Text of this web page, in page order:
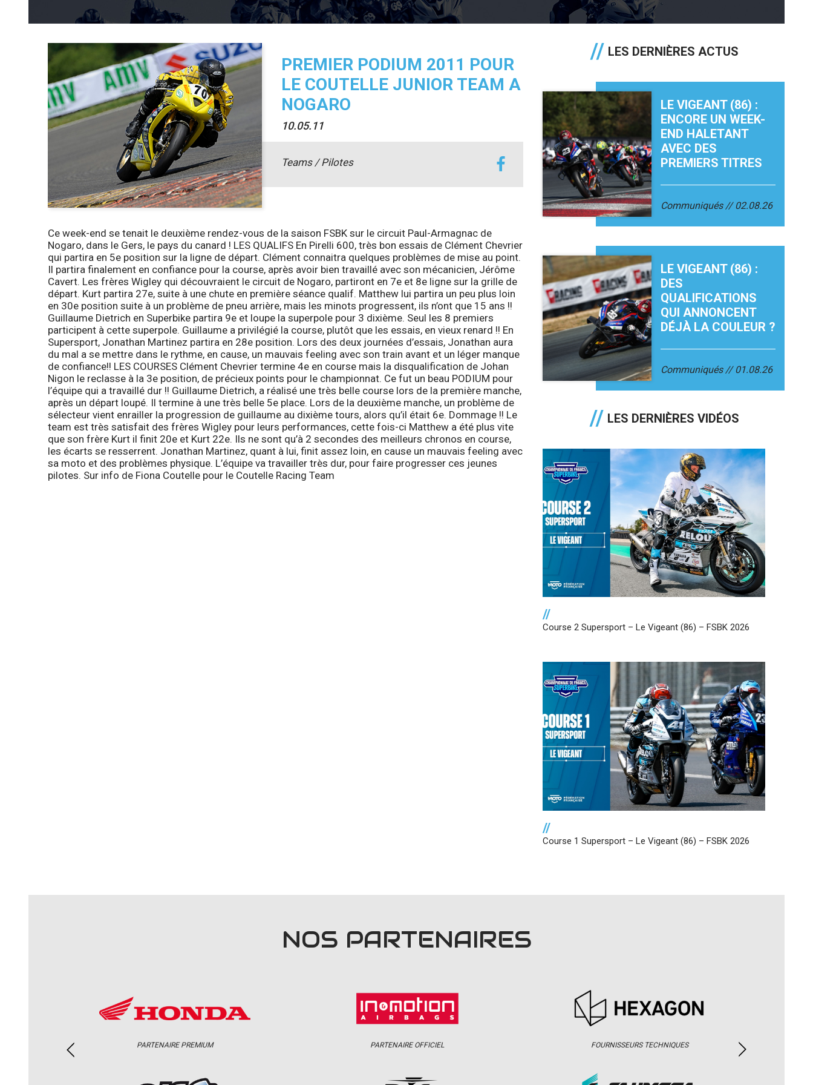
PREMIER PODIUM 2011 POUR
LE COUTELLE JUNIOR TEAM A
NOGARO
10.05.11
Teams / Pilotes
Ce week-end se tenait le deuxième rendez-vous de la saison FSBK sur le circuit Paul-Armagnac de
Nogaro, dans le Gers, le pays du canard ! LES QUALIFS En Pirelli 600, très bon essais de Clément Chevrier
qui partira en 5e position sur la ligne de départ. Clément connaitra quelques problèmes de mise au point.
Il partira finalement en confiance pour la course, après avoir bien travaillé avec son mécanicien, Jérôme
Cavert. Les frères Wigley qui découvraient le circuit de Nogaro, partiront en 7e et 8e ligne sur la grille de
départ. Kurt partira 27e, suite à une chute en première séance qualif. Matthew lui partira un peu plus loin
en 30e position suite à un problème de pneu arrière, mais les minots progressent, ils n’ont que 15 ans !!
Guillaume Dietrich en Superbike partira 9e et loupe la superpole pour 3 dixième. Seul les 8 premiers
participent à cette superpole. Guillaume a privilégié la course, plutôt que les essais, en vieux renard !! En
Supersport, Jonathan Martinez partira en 28e position. Lors des deux journées d’essais, Jonathan aura
du mal a se mettre dans le rythme, en cause, un mauvais feeling avec son train avant et un léger manque
de confiance!! LES COURSES Clément Chevrier termine 4e en course mais la disqualification de Johan
Nigon le reclasse à la 3e position, de précieux points pour le championnat. Ce fut un beau PODIUM pour
l’équipe qui a travaillé dur !! Guillaume Dietrich, a réalisé une très belle course lors de la première manche,
après un départ loupé. Il termine à une très belle 5e place. Lors de la deuxième manche, un problème de
sélecteur vient enrailler la progression de guillaume au dixième tours, alors qu’il était 6e. Dommage !! Le
team est très satisfait des frères Wigley pour leurs performances, cette fois-ci Matthew a été plus vite
que son frère Kurt il finit 20e et Kurt 22e. Ils ne sont qu’à 2 secondes des meilleurs chronos en course,
les écarts se resserrent. Jonathan Martinez, quant à lui, finit assez loin, en cause un mauvais feeling avec
sa moto et des problèmes physique. L’équipe va travailler très dur, pour faire progresser ces jeunes
pilotes. Sur info de Fiona Coutelle pour le Coutelle Racing Team
LES DERNIÈRES ACTUS
LE VIGEANT (86) :
ENCORE UN WEEK-
END HALETANT
AVEC DES
PREMIERS TITRES
Communiqués 02.08.26
LE VIGEANT (86) :
DES
QUALIFICATIONS
QUI ANNONCENT
DÉJÀ LA COULEUR ?
Communiqués 01.08.26
LES DERNIÈRES VIDÉOS
//
Course 2 Supersport – Le Vigeant (86) – FSBK 2026
//
Course 1 Supersport – Le Vigeant (86) – FSBK 2026
NOS PARTENAIRES
PARTENAIRE PREMIUM PARTENAIRE OFFICIEL FOURNISSEURS TECHNIQUES